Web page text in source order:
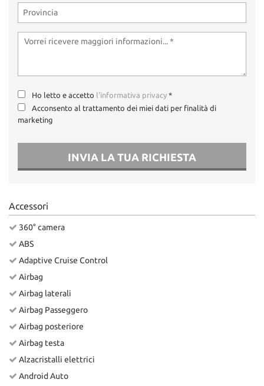
Ho letto e accetto l'informativa privacy *
Acconsento al trattamento dei miei dati per finalità di
marketing
INVIA LA TUA RICHIESTA
Accessori
360° camera
ABS
Adaptive Cruise Control
Airbag
Airbag laterali
Airbag Passeggero
Airbag posteriore
Airbag testa
Alzacristalli elettrici
Android Auto